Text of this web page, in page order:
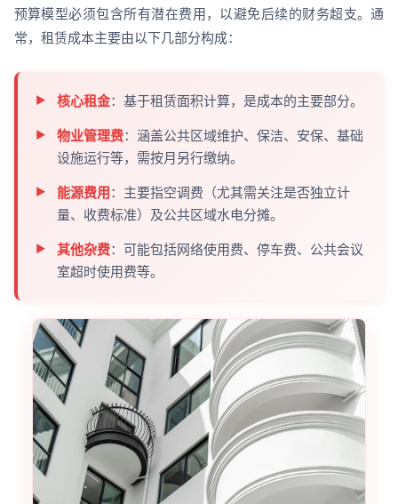
预算模型必须包含所有潜在费用，以避免后续的财务超支。通
常，租赁成本主要由以下几部分构成：
核心租金：基于租赁面积计算，是成本的主要部分。
物业管理费：涵盖公共区域维护、保洁、安保、基础
设施运行等，需按月另行缴纳。
能源费用 ：主要指空调费（尤其需关注是否独立计
量、收费标准）及公共区域水电分摊。
其他杂费：可能包括网络使用费、停车费、公共会议
室超时使用费等。